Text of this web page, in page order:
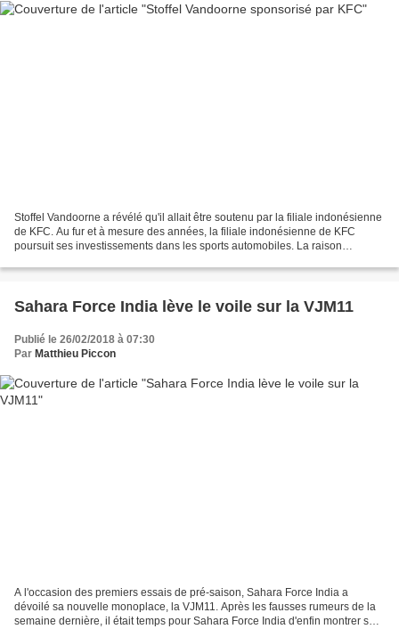
Stoffel Vandoorne a révélé qu'il allait être soutenu par la filiale indonésienne
de KFC. Au fur et à mesure des années, la filiale indonésienne de KFC
poursuit ses investissements dans les sports automobiles. La raison
Sahara Force India lève le voile sur la VJM11
Publié le 26/02/2018 à 07:30
Par Matthieu Piccon
A l'occasion des premiers essais de pré-saison, Sahara Force India a
dévoilé sa nouvelle monoplace, la VJM11. Après les fausses rumeurs de la
semaine dernière, il était temps pour Sahara Force India d'enfin montrer sa